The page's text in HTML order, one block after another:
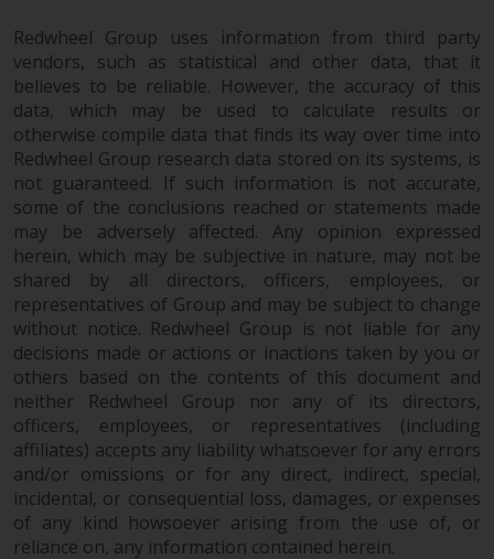
Fonds eine geeignete Anlage für
Sie ist, prüfen Sie sorgfältig die
Anlageziele, das Risiko sowie die
Gebühren und Ausgaben des
Fonds prüfen. Diese und andere
Informationen finden Sie im
Verkaufsprospekt des Fonds, der
telefonisch unter 1-855-RWC-
FUND erhältlich ist oder indem
Sie
https://www.redwheel.com/us/en/
and-documents/ besuchen. Bitte
lesen Sie den Verkaufsprospekt
sorgfältig durch, bevor Sie
investieren.
Andere auf dieser Website
beschriebene Fonds unterliegen
nicht den gleichen
regulatorischen Anforderungen
Redwheel Group uses information from third party
vendors, such as statistical and other data, that it
believes to be reliable. However, the accuracy of this
data, which may be used to calculate results or
otherwise compile data that finds its way over time into
Redwheel Group research data stored on its systems, is
not guaranteed. If such information is not accurate,
some of the conclusions reached or statements made
may be adversely affected. Any opinion expressed
herein, which may be subjective in nature, may not be
shared by all directors, officers, employees, or
representatives of Group and may be subject to change
without notice. Redwheel Group is not liable for any
decisions made or actions or inactions taken by you or
others based on the contents of this document and
neither Redwheel Group nor any of its directors,
officers, employees, or representatives (including
affiliates) accepts any liability whatsoever for any errors
and/or omissions or for any direct, indirect, special,
incidental, or consequential loss, damages, or expenses
of any kind howsoever arising from the use of, or
reliance on, any information contained herein.